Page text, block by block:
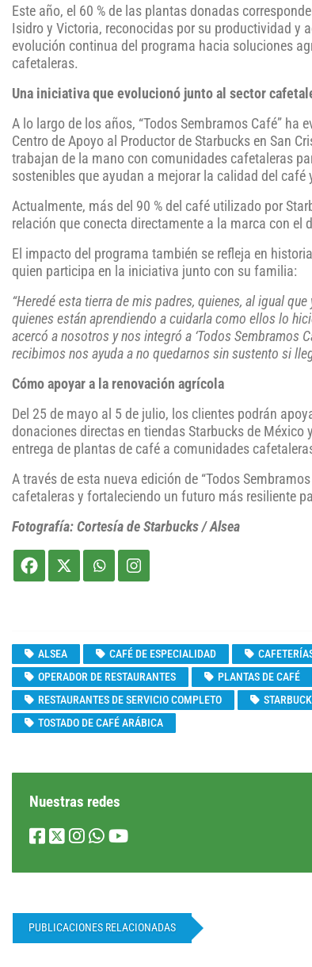
Este año, el 60 % de las plantas donadas
Isidro y Victoria, reconocidas por su productividad
evolución continua del programa hacia soluciones
cafetaleras.
Una iniciativa que evolucionó junto al sector
A lo largo de los años, “Todos Sembramos Café”
Centro de Apoyo al Productor de Starbucks en San
trabajan de la mano con comunidades cafetaleras
sostenibles que ayudan a mejorar la calidad del
Actualmente, más del 90 % del café utilizado por
relación que conecta directamente a la marca con
El impacto del programa también se refleja en
quien participa en la iniciativa junto con su familia:
“Heredé esta tierra de mis padres, quienes, al igual
quienes están aprendiendo a cuidarla como ellos lo
acercó a nosotros y nos integró a ‘Todos Sembramos
recibimos nos ayuda a no quedarnos sin sustento si
Cómo apoyar a la renovación agrícola
Del 25 de mayo al 5 de julio, los clientes podrán
donaciones directas en tiendas Starbucks de
entrega de plantas de café a comunidades
A través de esta nueva edición de “Todos
cafetaleras y fortaleciendo un futuro más resiliente
Fotografía: Cortesía de Starbucks / Alsea
ALSEA CAFÉ DE ESPECIALIDAD
OPERADOR DE RESTAURANTES
PLANTAS DE CAFÉ
RESTAURANTES DE SERVICIO COMPLETO
TOSTADO DE CAFÉ ARÁBICA
Nuestras redes
PUBLICACIONES RELACIONADAS